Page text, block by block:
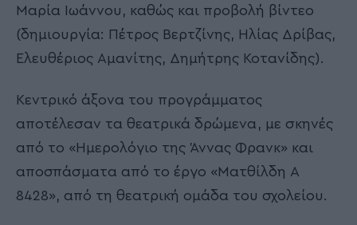
Μαρία Ιωάννου, καθώς και προβολή βίντεο
(δημιουργία: Πέτρος Βερτζίνης, Ηλίας Δρίβας,
Ελευθέριος Αμανίτης, Δημήτρης Κοτανίδης).
Κεντρικό άξονα του προγράμματος
αποτέλεσαν τα θεατρικά δρώμενα, με σκηνές
από το «Ημερολόγιο της Άννας Φρανκ» και
αποσπάσματα από το έργο «Ματθίλδη Α
8428», από τη θεατρική ομάδα του σχολείου.